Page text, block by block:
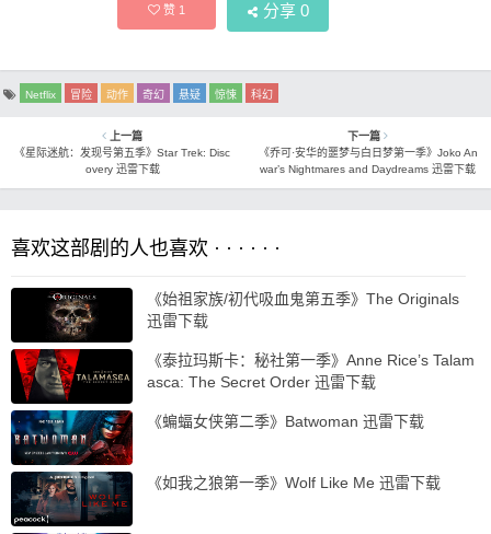
赞1 分享 0
Netflix 冒险 动作 奇幻 悬疑 惊悚 科幻
上一篇
《星际迷航：发现号第五季》Star Trek: Disc
overy 迅雷下载
下一篇
《乔可·安华的噩梦与白日梦第一季》Joko An
war’s Nightmares and Daydreams 迅雷下载
喜欢这部剧的人也喜欢 · · · · · ·
《始祖家族/初代吸血鬼第五季》The Originals
迅雷下载
《泰拉玛斯卡：秘社第一季》Anne Rice’s Talam
asca: The Secret Order 迅雷下载
《蝙蝠女侠第二季》Batwoman 迅雷下载
《如我之狼第一季》Wolf Like Me 迅雷下载